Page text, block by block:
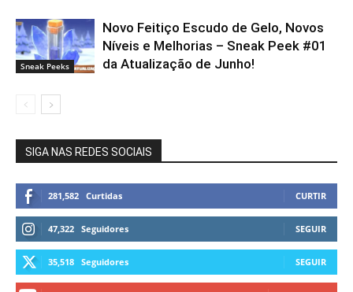
Sneak Peeks
Novo Feitiço Escudo de Gelo, Novos
Níveis e Melhorias – Sneak Peek #01
da Atualização de Junho!
SIGA NAS REDES SOCIAIS
281,582 Curtidas CURTIR
47,322 Seguidores SEGUIR
35,518 Seguidores SEGUIR